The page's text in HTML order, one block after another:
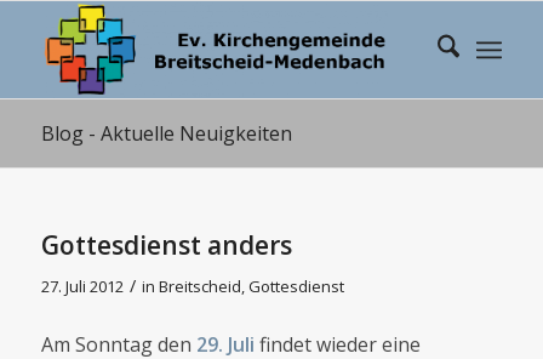
Blog - Aktuelle Neuigkeiten
Gottesdienst anders
27. Juli 2012 / in Breitscheid,Gottesdienst
Am Sonntag den 29. Juli findet wieder eine